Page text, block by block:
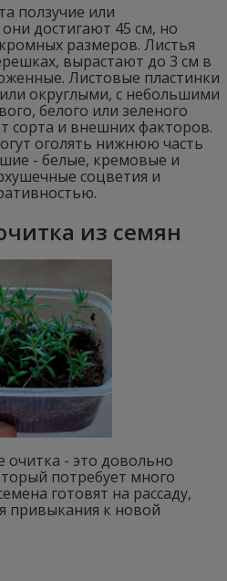
ползучие или
достигают 45 см, но
размеров. Листья
вырастают до 3 см в
Листовые пластинки
округлыми, с небольшими
белого или зеленого
сорта и внешних факторов.
оголять нижнюю часть
- белые, кремовые и
соцветия и
из семян
- это довольно
потребует много
готовят на рассаду,
привыкания к новой